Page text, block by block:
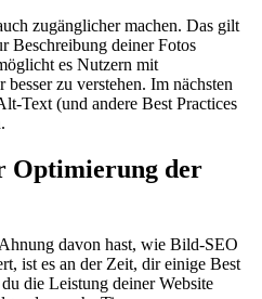
zugänglicher machen. Das gilt
Beschreibung deiner Fotos
es Nutzern mit
zu verstehen. Im nächsten
Text (und andere Best Practices
Optimierung der
davon hast, wie Bild-SEO
ist es an der Zeit, dir einige Best
die Leistung deiner Website